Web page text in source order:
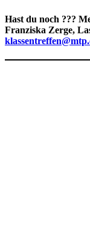
Hast du noch ???
Franziska Zerge,